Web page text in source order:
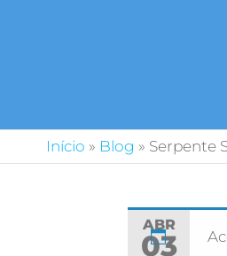
Início » Blog » Serpente
ABR
03